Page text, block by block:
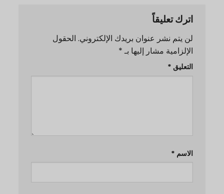
اترك تعليقاً
لن يتم نشر عنوان بريدك الإلكتروني. الحقول
الإلزامية مشار إليها بـ*
التعليق *
الاسم *